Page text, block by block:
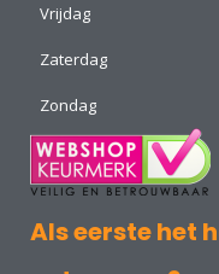
Vrijdag
Zaterdag
Zondag
Als eerste het